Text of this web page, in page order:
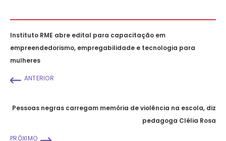
Instituto RME abre edital para capacitação em
empreendedorismo, empregabilidade e tecnologia para
mulheres
ANTERIOR
Pessoas negras carregam memória de violência na escola, diz
pedagoga Clélia Rosa
PRÓXIMO